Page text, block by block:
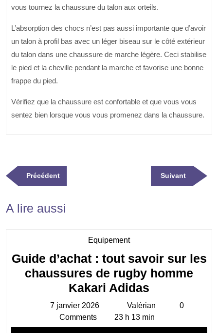
vous tournez la chaussure du talon aux orteils.
L’absorption des chocs n’est pas aussi importante que d’avoir
un talon à profil bas avec un léger biseau sur le côté extérieur
du talon dans une chaussure de marche légère. Ceci stabilise
le pied et la cheville pendant la marche et favorise une bonne
frappe du pied.
Vérifiez que la chaussure est confortable et que vous vous
sentez bien lorsque vous vous promenez dans la chaussure.
Navigation
de
PrécédentPrevious
Post
Suivant
Next
Post
A lire aussi
EquipementCategory
Guide d’achat : tout savoir sur les
chaussures de rugby homme
Kakari Adidas
d’achat
:
7 janvier 2026
janvier
Valérian Valérian
0
Comments
23 h 13 min